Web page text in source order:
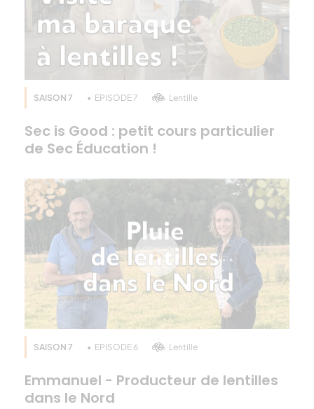
Qui sommes-nous ? Découvrez l'ADN de Terres
Oléopro ici : https://goo.gl/Xf1J74
SAISON 7 EPISODE 7 Lentille
Sec is Good : petit cours particulier
de Sec Éducation !
SAISON 7 EPISODE 6 Lentille
Emmanuel - Producteur de lentilles
dans le Nord